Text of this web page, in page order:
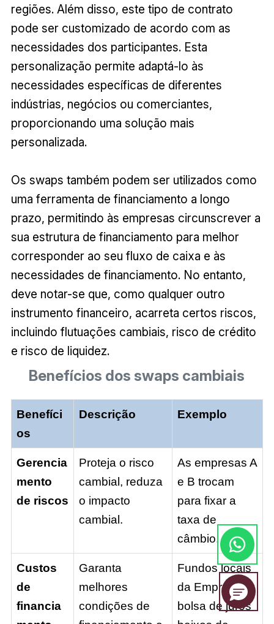
regiões. Além disso, este tipo de contrato
pode ser customizado de acordo com as
necessidades dos participantes. Esta
personalização permite adaptá-lo às
necessidades específicas de diferentes
indústrias, negócios ou comerciantes,
proporcionando uma solução mais
personalizada.
Os swaps também podem ser utilizados como
uma ferramenta de financiamento a longo
prazo, permitindo às empresas circunscrever a
sua estrutura de financiamento para melhor
corresponder ao seu fluxo de caixa e às
necessidades de financiamento. No entanto,
deve notar-se que, como qualquer outro
instrumento financeiro, acarreta certos riscos,
incluindo flutuações cambiais, risco de crédito
e risco de liquidez.
Benefícios dos swaps cambiais
Benefíci
os
Descrição Exemplo
Gerencia
mento
de riscos
Proteja o risco
cambial, reduza
o impacto
cambial.
As empresas A
e B trocam
para fixar a
taxa de
câmbio.
Custos
de
financia
Garanta
melhores
condições de
Fundos locais
da Empresa C,
bolsa de juros